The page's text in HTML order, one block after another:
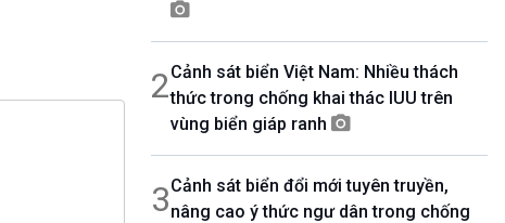
2Cảnh sát biển Việt Nam: Nhiều thách
thức trong chống khai thác IUU trên
vùng biển giáp ranh
3Cảnh sát biển đổi mới tuyên truyền,
nâng cao ý thức ngư dân trong chống